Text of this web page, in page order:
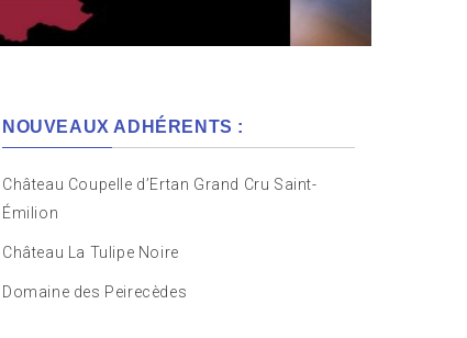
NOUVEAUX ADHÉRENTS :
Château Coupelle d’Ertan Grand Cru Saint-
Émilion
Château La Tulipe Noire
Domaine des Peirecèdes